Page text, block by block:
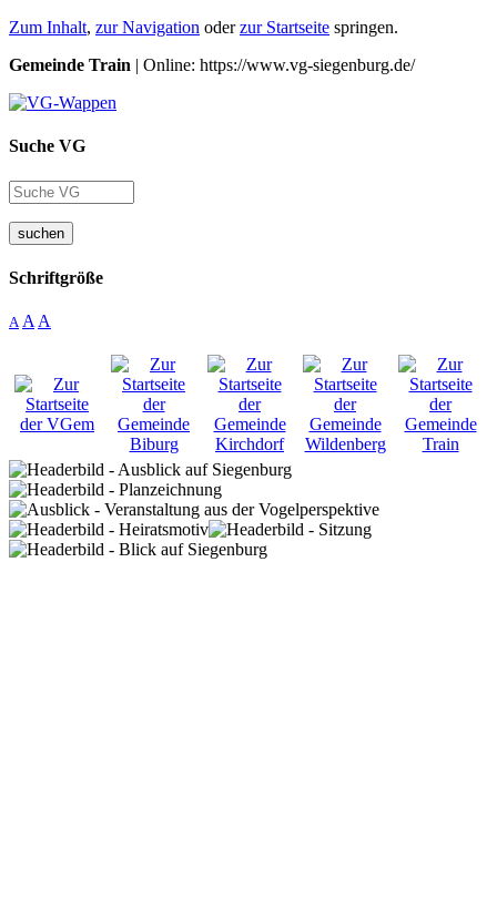
Zum Inhalt, zur Navigation oderzur Startseite springen.
Gemeinde Train | Online: https://www.vg-siegenburg.de/
Suche VG
suchen
Schriftgröße
A A A